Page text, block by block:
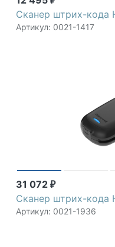
Сканер штрих-кода
Артикул: 0021-1417
31 072 ₽
Сканер штрих-кода
Артикул: 0021-1936